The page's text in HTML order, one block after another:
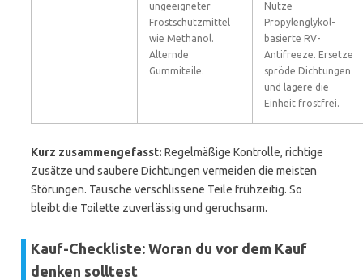
ungeeigneter
Frostschutzmittel
wie Methanol.
Alternde
Gummiteile.
Nutze
Propylenglykol-
basierte RV-
Antifreeze. Ersetze
spröde Dichtungen
und lagere die
Einheit frostfrei.
Kurz zusammengefasst: Regelmäßige Kontrolle, richtige
Zusätze und saubere Dichtungen vermeiden die meisten
Störungen. Tausche verschlissene Teile frühzeitig. So
bleibt die Toilette zuverlässig und geruchsarm.
Kauf-Checkliste: Woran du vor dem Kauf
denken solltest